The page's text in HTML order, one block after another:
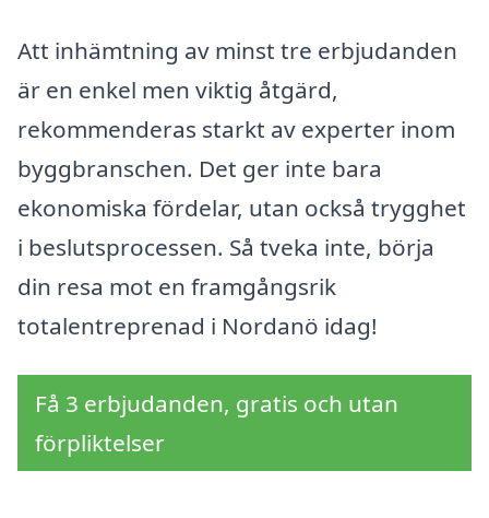
Att inhämtning av minst tre erbjudanden
är en enkel men viktig åtgärd,
rekommenderas starkt av experter inom
byggbranschen. Det ger inte bara
ekonomiska fördelar, utan också trygghet
i beslutsprocessen. Så tveka inte, börja
din resa mot en framgångsrik
totalentreprenad i Nordanö idag!
Få 3 erbjudanden, gratis och utan
förpliktelser